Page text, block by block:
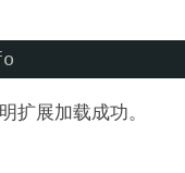
扩展加载成功。